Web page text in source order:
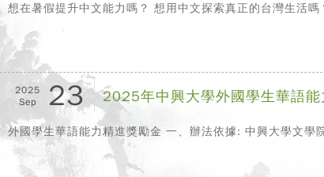
想在暑假提升中文能力嗎？ 想用中文探索真正的台灣生活
2025
Sep
23 2025年中興大學外國學生華語
外國學生華語能力精進獎勵金 一、辦法依據: 中興大學文學